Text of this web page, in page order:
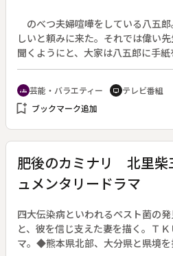
のべつ夫婦喧嘩をしている八五
しいと頼みに来た。それでは偉い
聞くようにと、大家は八五郎に手
を知った先生は「人が撒いた水に
思えば腹も立たないものだ」と教え
groups 芸能・バラエティー tv テレビ番組
bookmark_add ブックマーク追加
肥後のカミナリ 北里柴
ュメンタリードラマ
四大伝染病といわれるペスト菌の
と、彼を信じ支えた妻を描く。Ｔ
マ。◆熊本県北部、大分県と県境